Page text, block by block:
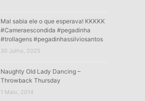
Mal sabia ele o que esperava! KKKKK
#Cameraescondida #pegadinha
#trollagens #pegadinhassilviosantos
30 Julho, 2025
Naughty Old Lady Dancing –
Throwback Thursday
1 Maio, 2014